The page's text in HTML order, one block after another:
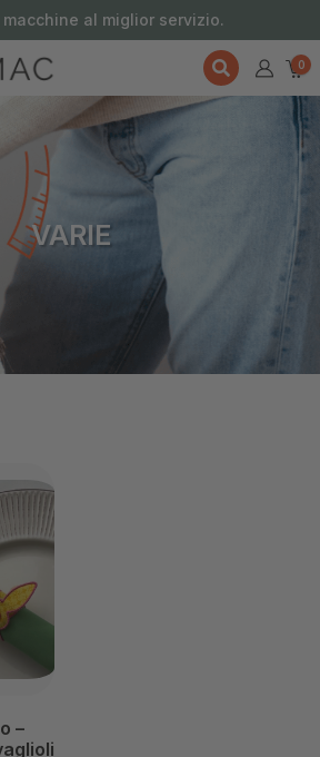
al miglior servizio.
0
VARIE
–